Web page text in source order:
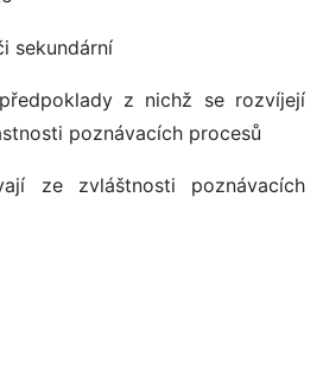
sekundární
z nichž se rozvíjejí
poznávacích procesů
ze zvláštnosti poznávacích